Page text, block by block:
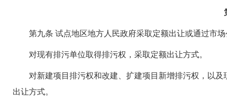
第九条 试点地区地方人民政府采取定额出让或通过市场
对现有排污单位取得排污权，采取定额出让方式。
对新建项目排污权和改建、扩建项目新增排污权，以及
出让方式。